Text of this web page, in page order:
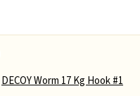
DECOY Worm 17 Kg Hook #1